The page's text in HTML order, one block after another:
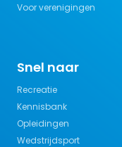
Voor verenigingen
Snel naar
Recreatie
Kennisbank
Opleidingen
Wedstrijdsport